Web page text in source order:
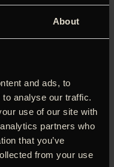
About
and ads, to
analyse our traffic.
use of our site with
partners who
that you’ve
from your use